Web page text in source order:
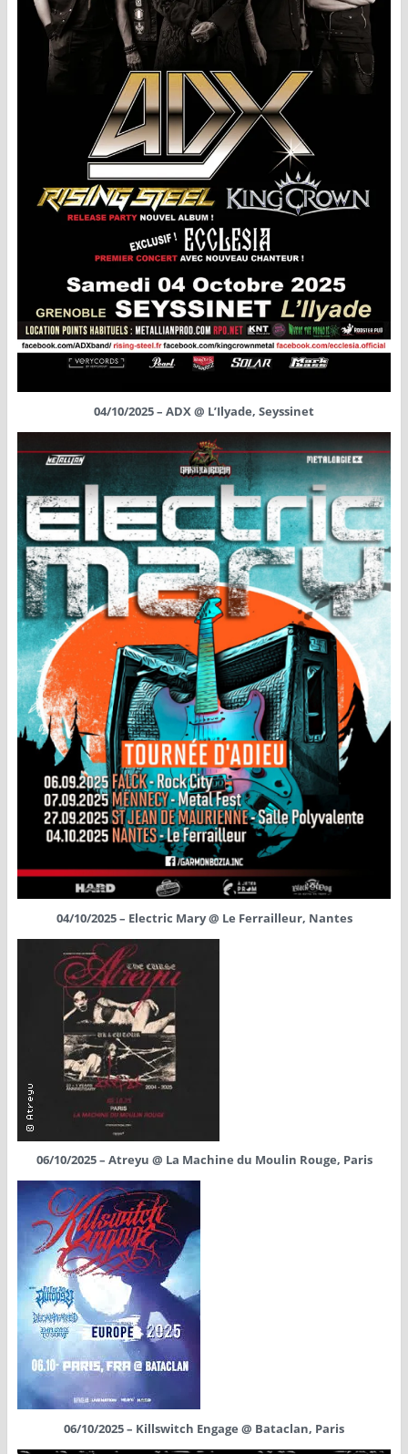
04/10/2025 – ADX @ L’Ilyade, Seyssinet
04/10/2025 – Electric Mary @ Le Ferrailleur, Nantes
06/10/2025 – Atreyu @ La Machine du Moulin Rouge, Paris
06/10/2025 – Killswitch Engage @ Bataclan, Paris